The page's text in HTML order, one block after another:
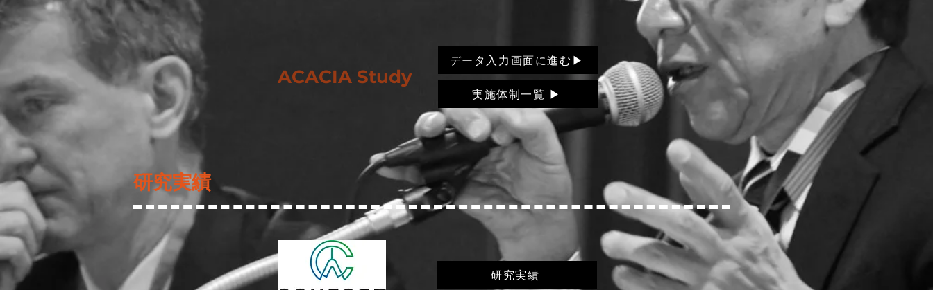
ACACIA Study
データ入力画面に進む▶
実施体制一覧 ▶
​研究実績
研究実績